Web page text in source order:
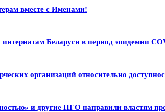
вместе с Именами!
Беларуси в период эпидемии
организаций относительно
и другие НГО направили властям